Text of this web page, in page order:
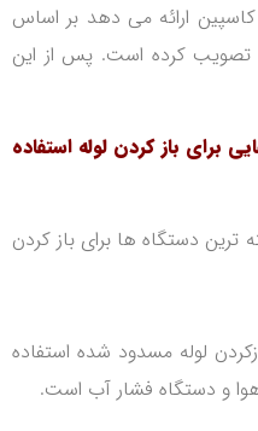
ارائه می دهد بر اساس
تصویب کرده است. پس از این
برای باز کردن لوله استفاده
ترین دستگاه ها برای باز کردن
لوله مسدود شده استفاده
و دستگاه فشار آب است.